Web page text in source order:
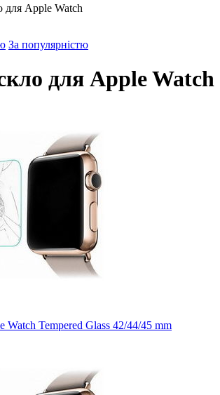
для Apple Watch
За популярністю
для Apple Watch
Watch Tempered Glass 42/44/45 mm